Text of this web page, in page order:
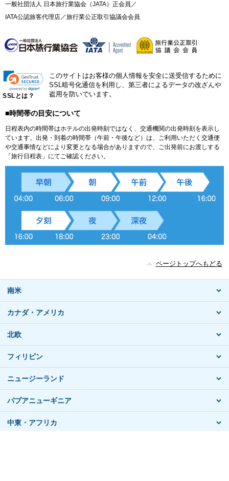
一般社団法人 日本旅行業協会（JATA）正会員／
IATA公認旅客代理店／旅行業公正取引協議会会員
SSLとは？
このサイトはお客様の個人情報を安全に送受信するために
SSL暗号化通信を利用し、第三者によるデータの改ざんや
盗用を防いでいます。
■時間帯の目安について
日程表内の時間帯はホテルの出発時刻ではなく、交通機関の出発時刻を表示し
ています。出発・到着の時間帯（午前・午後など）は、ご利用いただく交通便
や交通事情などにより変更となる場合がありますので、ご出発前にお渡しする
「旅行日程表」にてご確認ください。
ページトップへもどる
南米
カナダ・アメリカ
北欧
フィリピン
ニュージーランド
パプアニューギニア
中東・アフリカ